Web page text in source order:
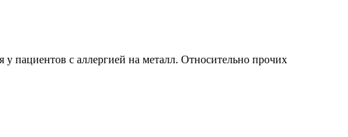
пациентов с аллергией на металл. Относительно прочих